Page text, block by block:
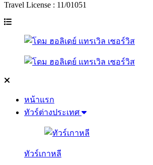
Travel License : 11/01051
หน้าแรก
ทัวร์ต่างประเทศ
ทัวร์เกาหลี